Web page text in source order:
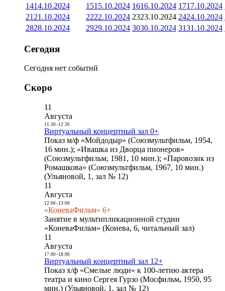
1414.10.2024 1515.10.2024 1616.10.2024 1717.10.2024
21 21.10.2024 2222.10.2024 2323.10.2024 2424.10.2024
2828.10.2024 2929.10.2024 3030.10.2024 3131.10.2024
Сегодня
Сегодня нет событий
Скоро
11
Августа
11:30- 12:30
Виртуальный концертный зал 0+
Показ м/ф «Мойдодыр» (Союзмультфильм, 1954,
16 мин.); «Ивашка из Дворца пионеров»
(Союзмультфильм, 1981, 10 мин.); «Паровозик из
Ромашкова» (Союзмультфильм, 1967, 10 мин.)
(Ульяновой, 1, зал № 12)
11
Августа
12:00- 13:00
«КоневаФильм» 6+
Занятие в мультипликационной студии
«КоневаФильм» (Конева, 6, читальный зал)
11
Августа
17:00- 18:00
Виртуальный концертный зал 12+
Показ х/ф «Смелые люди» к 100-летию актера
театра и кино Сергея Гурзо (Мосфильм, 1950, 95
мин.) (Ульяновой, 1, зал № 12)